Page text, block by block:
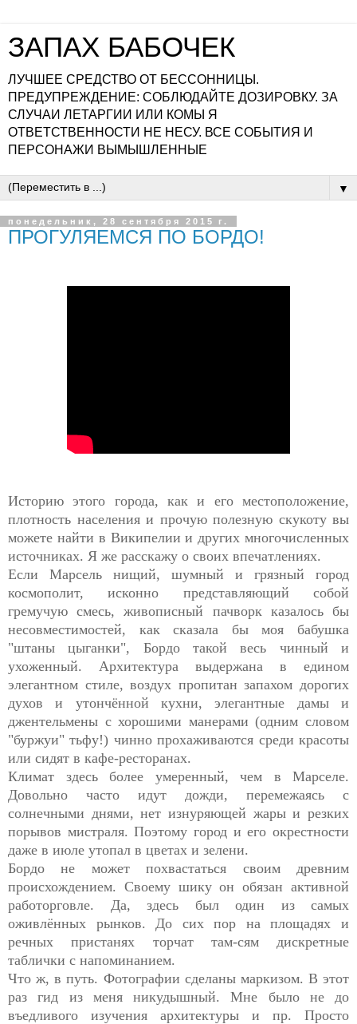
ЗАПАХ БАБОЧЕК
ЛУЧШЕЕ СРЕДСТВО ОТ БЕССОННИЦЫ.
ПРЕДУПРЕЖДЕНИЕ: СОБЛЮДАЙТЕ ДОЗИРОВКУ. ЗА
СЛУЧАИ ЛЕТАРГИИ ИЛИ КОМЫ Я
ОТВЕТСТВЕННОСТИ НЕ НЕСУ. ВСЕ СОБЫТИЯ И
ПЕРСОНАЖИ ВЫМЫШЛЕННЫЕ
▼
понедельник, 28 сентября 2015 г.
ПРОГУЛЯЕМСЯ ПО БОРДО!
Историю этого города, как и его местоположение,
плотность населения и прочую полезную скукоту вы
можете найти в Википелии и других многочисленных
источниках. Я же расскажу о своих впечатлениях.
Если Марсель нищий, шумный и грязный город
космополит, исконно представляющий собой
гремучую смесь, живописный пачворк казалось бы
несовместимостей, как сказала бы моя бабушка
"штаны цыганки", Бордо такой весь чинный и
ухоженный. Архитектура выдержана в едином
элегантном стиле, воздух пропитан запахом дорогих
духов и утончённой кухни, элегантные дамы и
джентельмены с хорошими манерами (одним словом
"буржуи" тьфу!) чинно прохаживаются среди красоты
или сидят в кафе-ресторанах.
Климат здесь более умеренный, чем в Марселе.
Довольно часто идут дожди, перемежаясь с
солнечными днями, нет изнуряющей жары и резких
порывов мистраля. Поэтому город и его окрестности
даже в июле утопал в цветах и зелени.
Бордо не может похвастаться своим древним
происхождением. Своему шику он обязан активной
работорговле. Да, здесь был один из самых
оживлённых рынков. До сих пор на площадях и
речных пристанях торчат там-сям дискретные
таблички с напоминанием.
Что ж, в путь. Фотографии сделаны маркизом. В этот
раз гид из меня никудышный. Мне было не до
въедливого изучения архитектуры и пр. Просто